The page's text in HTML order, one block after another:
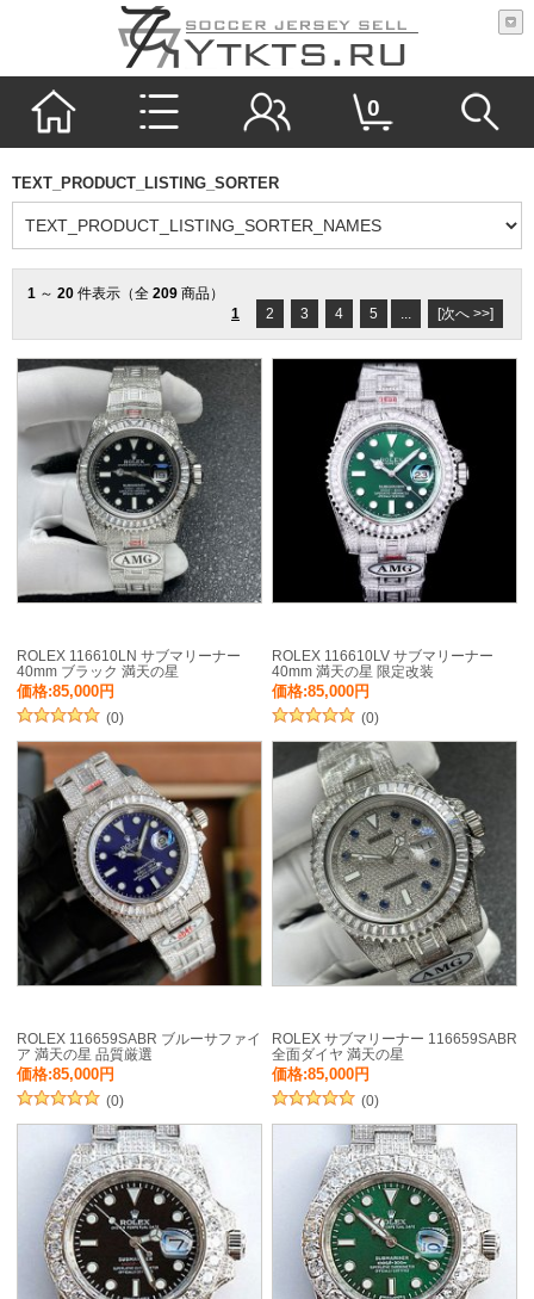
0
TEXT_PRODUCT_LISTING_SORTER
1 ～ 20 件表示（全 209 商品）
1
2 3 4 5 ... [次へ >>]
ROLEX 116610LN サブマリーナー
40mm ブラック 満天の星
価格:85,000円
(0)
ROLEX 116610LV サブマリーナー
40mm 満天の星 限定改装
価格:85,000円
(0)
ROLEX 116659SABR ブルーサファイ
ア 満天の星 品質厳選
価格:85,000円
(0)
ROLEX サブマリーナー 116659SABR
全面ダイヤ 満天の星
価格:85,000円
(0)